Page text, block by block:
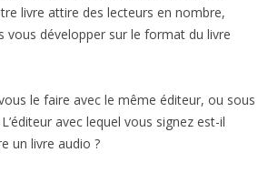
livre attire des lecteurs en nombre,
vous développer sur le format du livre
le faire avec le même éditeur, ou sous
avec lequel vous signez est-il
un livre audio ?